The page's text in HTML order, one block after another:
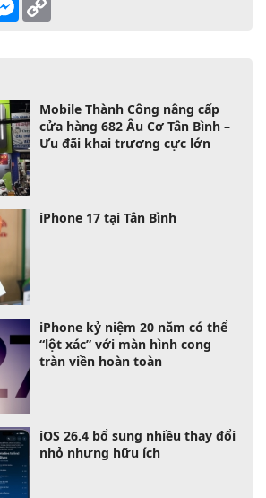
Mobile Thành Công nâng cấp
cửa hàng 682 Âu Cơ Tân Bình –
Ưu đãi khai trương cực lớn
iPhone 17 tại Tân Bình
iPhone kỷ niệm 20 năm có thể
“lột xác” với màn hình cong
tràn viền hoàn toàn
iOS 26.4 bổ sung nhiều thay đổi
nhỏ nhưng hữu ích